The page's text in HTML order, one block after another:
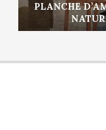
PLANCHE